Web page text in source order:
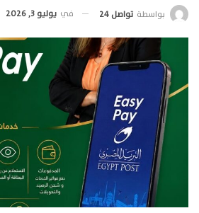
بواسطة تواصل 24 في يوليو 3, 2026